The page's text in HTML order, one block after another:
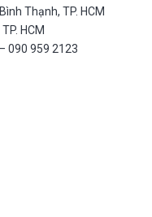
Thạnh, TP. HCM
HCM
090 959 2123